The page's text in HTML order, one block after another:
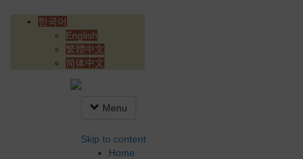
한국어
English
繁體中文
简体中文
Menu
Skip to content
Home